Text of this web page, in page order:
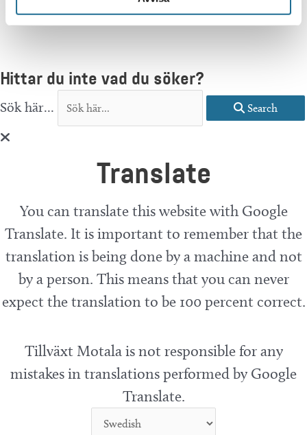
Hittar du inte vad du söker?
Sök här... Search
Translate
You can translate this website with Google
Translate. It is important to remember that the
translation is being done by a machine and not
by a person. This means that you can never
expect the translation to be 100 percent correct.
Tillväxt Motala is not responsible for any
mistakes in translations performed by Google
Translate.